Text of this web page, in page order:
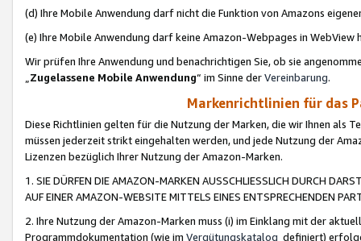
(d) Ihre Mobile Anwendung darf nicht die Funktion von Amazons
(e) Ihre Mobile Anwendung darf keine Amazon-Webpages in WebView
Wir prüfen Ihre Anwendung und benachrichtigen Sie, ob sie
„Zugelassene Mobile Anwendung“ im Sinne derVereinbarung.
Markenrichtlinien für das
Diese Richtlinien gelten für die Nutzung der Marken, die wir Ihnen als
müssen jederzeit strikt eingehalten werden, und jede Nutzung der
Lizenzen bezüglich Ihrer Nutzung der Amazon-Marken.
1. SIE DÜRFEN DIE AMAZON-MARKEN AUSSCHLIESSLICH DURCH
AUF EINER AMAZON-WEBSITE MITTELS EINES ENTSPRECHENDEN
2. Ihre Nutzung der Amazon-Marken muss (i) im Einklang mit der
Programmdokumentation (wie im Vergütungskatalog definiert)